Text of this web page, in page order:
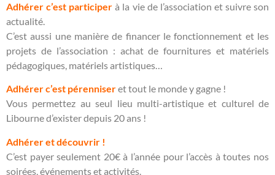
Adhérer c’est participer à la vie de l’association et suivre son
actualité.
C’est aussi une manière de financer le fonctionnement et les
projets de l’association : achat de fournitures et matériels
pédagogiques, matériels artistiques…
Adhérer c’est pérenniseret tout le monde y gagne !
Vous permettez au seul lieu multi-artistique et culturel de
Libourne d’exister depuis 20 ans !
Adhérer et découvrir !
C’est payer seulement 20€ à l’année pour l’accès à toutes nos
soirées, événements et activités.